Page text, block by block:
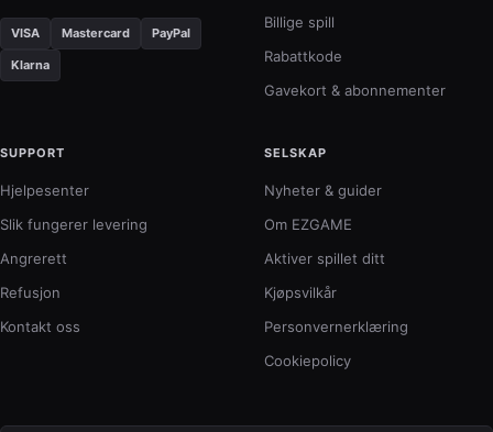
VISA Mastercard PayPal
Klarna
Billige spill
Rabattkode
Gavekort & abonnementer
SUPPORT
Hjelpesenter
Slik fungerer levering
Angrerett
Refusjon
Kontakt oss
SELSKAP
Nyheter & guider
Om EZGAME
Aktiver spillet ditt
Kjøpsvilkår
Personvernerklæring
Cookiepolicy